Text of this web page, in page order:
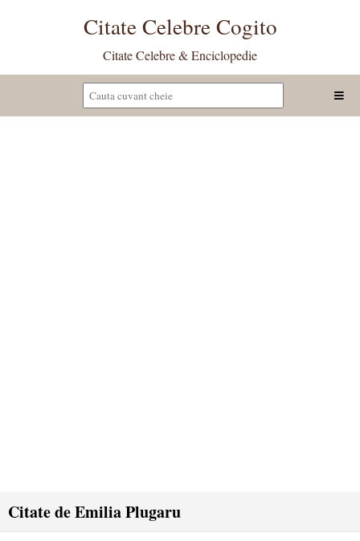
Citate Celebre Cogito
Citate Celebre & Enciclopedie
Citate de Emilia Plugaru